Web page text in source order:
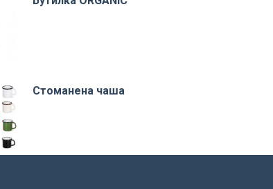
Стоманена чаша